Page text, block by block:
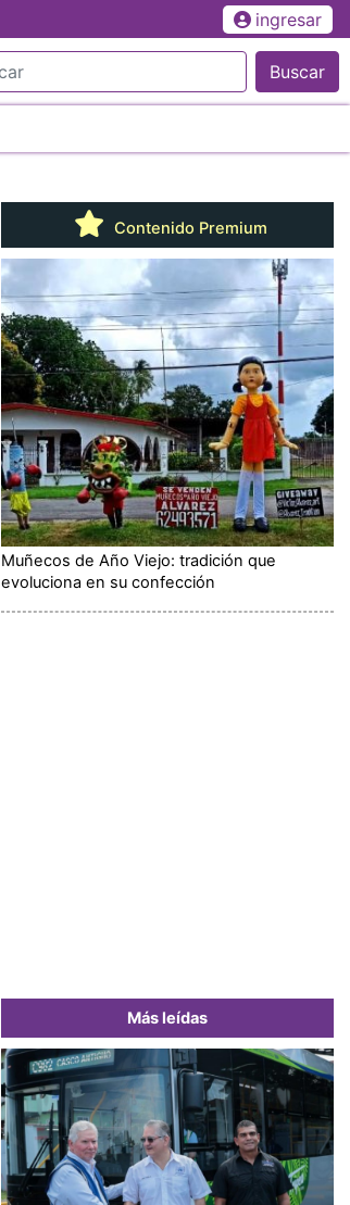
ingresar
Buscar
Contenido Premium
Muñecos de Año Viejo: tradición que
evoluciona en su confección
Más leídas